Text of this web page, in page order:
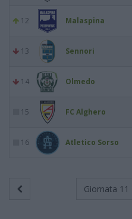
12 Malaspina
13 Sennori
14 Olmedo
15 FC Alghero
16 Atletico Sorso
Giornata 11